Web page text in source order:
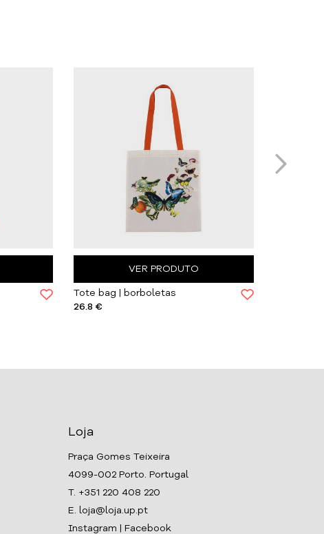
VER PRODUTO
Tote bag | borboletas
26.8 €
Loja
Praça Gomes Teixeira
4099-002 Porto. Portugal
T. +351 220 408 220
E. loja@loja.up.pt
Instagram
Facebook